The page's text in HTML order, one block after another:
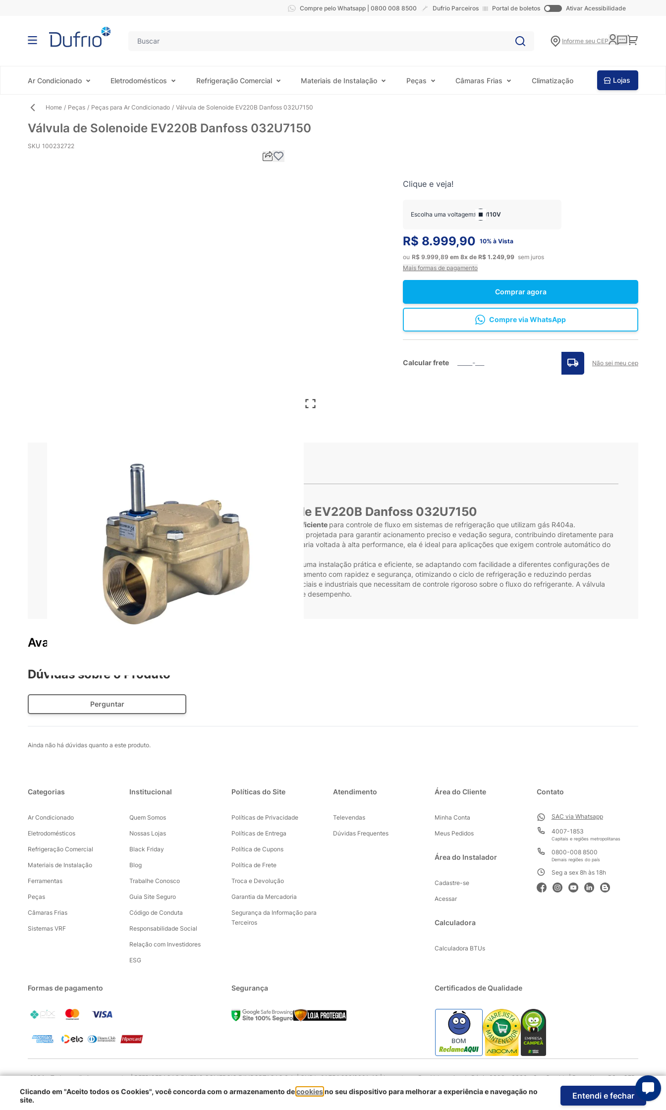
Compre pelo Whatsapp | 0800 008 8500 Dufrio Parceiros Portal de boletos Ativar Acessibilidade
Informe seu CEP Carrinho
Ar Condicionado Eletrodomésticos Refrigeração Comercial Materiais de Instalação Peças Câmaras Frias Climatização Lojas
Home / Peças / Peças para Ar Condicionado / Válvula de Solenoide EV220B Danfoss 032U7150
Válvula de Solenoide EV220B Danfoss 032U7150
SKU 100232722
Clique e veja!
Comprar agora
Escolha uma voltagem: 110V
R$ 8.999,90 10% à Vista
ou R$ 9.999,89 em 8x de R$ 1.249,99 sem juros
Mais formas de pagamento
Compre via WhatsApp
Calcular frete Não sei meu cep
Válvula de Solenoide EV220B Danfoss 032U7150
A Válvula de Solenoide EV220B Danfoss 032U7150 é umasolução robusta e eficiente para controle de fluxo em sistemas de refrigeração que utilizam gás R404a.
Reconhecida pela qualidade e confiabilidade da marca Danfoss, essa válvula é projetada para garantir acionamento preciso e vedação segura, contribuindo diretamente para
o desempenho e a estabilidade do sistema. Com construção durável e engenharia voltada à alta performance, ela é ideal para aplicações que exigem controle automático do
fluido refrigerante.
corpo resistente e design compacto
, a válvula EV220B proporciona uma instalação prática e eficiente, se adaptando com facilidade a diferentes configurações de
equipamentos. Seu funcionamento eletromecânico permite a abertura e o fechamento com rapidez e segurança, otimizando o ciclo de refrigeração e reduzindo perdas
Compatível com o gás R404a, é indicada para aplicações comerciais e industriais que necessitam de controle rigoroso sobre o fluxo do refrigerante. A válvula
garantia de 3 meses , reforçando seu compromisso com qualidade e desempenho.
Avaliações do produto
Dúvidas sobre o Produto
Perguntar
Ainda não há dúvidas quanto a este produto.
Categorias
Ar Condicionado
Eletrodomésticos
Refrigeração Comercial
Materiais de Instalação
Ferramentas
Peças
Câmaras Frias
Sistemas VRF
Institucional
Quem Somos
Nossas Lojas
Black Friday
Blog
Trabalhe Conosco
Guia Site Seguro
Código de Conduta
Responsabilidade Social
Relação com Investidores
ESG
Políticas do Site
Políticas de Privacidade
Políticas de Entrega
Política de Cupons
Política de Frete
Troca e Devolução
Garantia da Mercadoria
Segurança da Informação para
Terceiros
Atendimento
Televendas
Dúvidas Frequentes
Área do Cliente
Minha Conta
Meus Pedidos
Área do Instalador
Cadastre-se
Acessar
Calculadora
Calculadora BTUs
Contato
SAC via Whatsapp
4007-1853
Capitais e regiões metropolitanas
0800-008 8500
Demais regiões do país
Seg a sex 8h às 18h
Formas de pagamento Segurança Certificados de Qualidade
BOM
2024 - Todos os direitos reservados | REFRIGERACAO DUFRIO COMERCIO E IMPORTACAO S.A. | CNPJ : 01.754.239/0001-10 | Logradouro: Rua Voluntarios da Pátria 3303 e 3333 - Sao Geraldo | Porto Alegre RS - CEP:
90230-011
Clicando em "Aceito todos os Cookies", você concorda com o armazenamento decookiesno seu dispositivo para melhorar a experiência e navegação no
site.
Entendi e fechar